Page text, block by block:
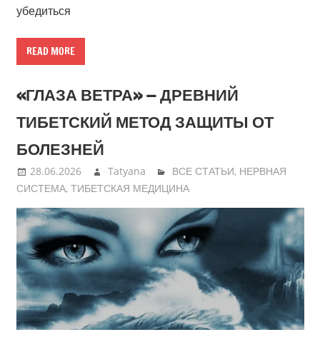
убедиться
READ MORE
«ГЛАЗА ВЕТРА» — ДРЕВНИЙ
ТИБЕТСКИЙ МЕТОД ЗАЩИТЫ ОТ
БОЛЕЗНЕЙ
28.06.2026 Tatyana ВСЕ СТАТЬИ, НЕРВНАЯ
СИСТЕМА, ТИБЕТСКАЯ МЕДИЦИНА